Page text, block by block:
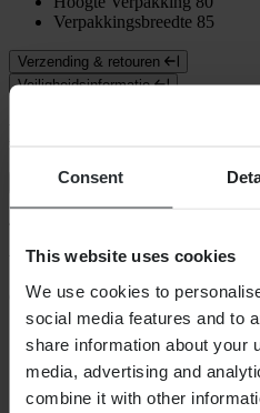
Consent
This website uses cookies
We use cookies to
social media features and to
share information about your
media, advertising and
combine it with other
Verpakkingsbreedte 85
Verzending & retouren
Veiligheidsinformatie
Toon alleen lokale reviews
Gebaseerd op 44 beoordelingen
31
4
8